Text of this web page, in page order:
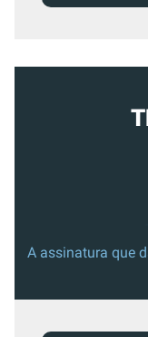
A assinatura que